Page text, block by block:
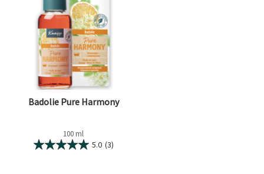
Badolie Pure Harmony
100 ml
5.0 (3)